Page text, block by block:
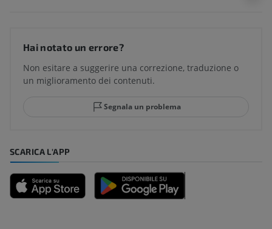
Hai notato un errore?
Non esitare a suggerire una correzione, traduzione o
un miglioramento dei contenuti.
Segnala un problema
SCARICA L'APP